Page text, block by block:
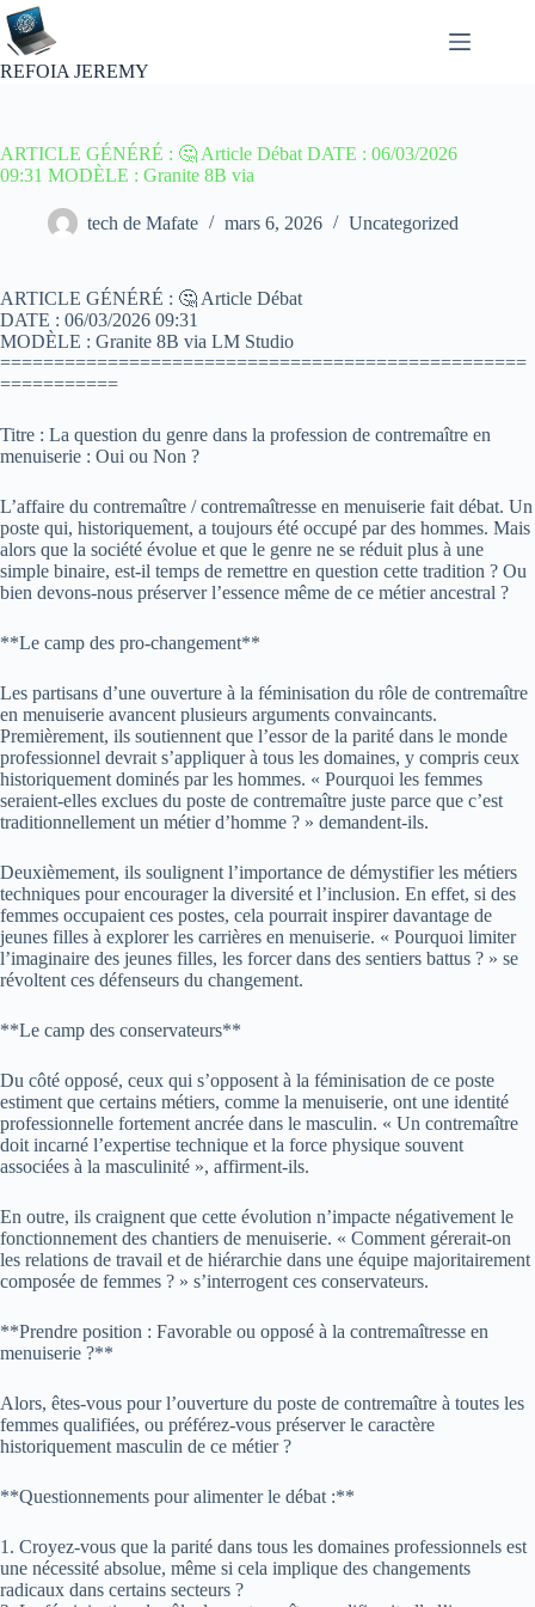
Passer
au
contenu
REFOIA JEREMY
ARTICLE GÉNÉRÉ : 🤔 Article Débat DATE : 06/03/2026
09:31 MODÈLE : Granite 8B via
tech de Mafate mars 6, 2026 Uncategorized
ARTICLE GÉNÉRÉ : 🤔 Article Débat
DATE : 06/03/2026 09:31
MODÈLE : Granite 8B via LM Studio
=================================================
===========
Titre : La question du genre dans la profession de contremaître en
menuiserie : Oui ou Non ?
L’affaire du contremaître / contremaîtresse en menuiserie fait débat. Un
poste qui, historiquement, a toujours été occupé par des hommes. Mais
alors que la société évolue et que le genre ne se réduit plus à une
simple binaire, est-il temps de remettre en question cette tradition ? Ou
bien devons-nous préserver l’essence même de ce métier ancestral ?
**Le camp des pro-changement**
Les partisans d’une ouverture à la féminisation du rôle de contremaître
en menuiserie avancent plusieurs arguments convaincants.
Premièrement, ils soutiennent que l’essor de la parité dans le monde
professionnel devrait s’appliquer à tous les domaines, y compris ceux
historiquement dominés par les hommes. « Pourquoi les femmes
seraient-elles exclues du poste de contremaître juste parce que c’est
traditionnellement un métier d’homme ? » demandent-ils.
Deuxièmement, ils soulignent l’importance de démystifier les métiers
techniques pour encourager la diversité et l’inclusion. En effet, si des
femmes occupaient ces postes, cela pourrait inspirer davantage de
jeunes filles à explorer les carrières en menuiserie. « Pourquoi limiter
l’imaginaire des jeunes filles, les forcer dans des sentiers battus ? » se
révoltent ces défenseurs du changement.
**Le camp des conservateurs**
Du côté opposé, ceux qui s’opposent à la féminisation de ce poste
estiment que certains métiers, comme la menuiserie, ont une identité
professionnelle fortement ancrée dans le masculin. « Un contremaître
doit incarné l’expertise technique et la force physique souvent
associées à la masculinité », affirment-ils.
En outre, ils craignent que cette évolution n’impacte négativement le
fonctionnement des chantiers de menuiserie. « Comment gérerait-on
les relations de travail et de hiérarchie dans une équipe majoritairement
composée de femmes ? » s’interrogent ces conservateurs.
**Prendre position : Favorable ou opposé à la contremaîtresse en
menuiserie ?**
Alors, êtes-vous pour l’ouverture du poste de contremaître à toutes les
femmes qualifiées, ou préférez-vous préserver le caractère
historiquement masculin de ce métier ?
**Questionnements pour alimenter le débat :**
1. Croyez-vous que la parité dans tous les domaines professionnels est
une nécessité absolue, même si cela implique des changements
radicaux dans certains secteurs ?